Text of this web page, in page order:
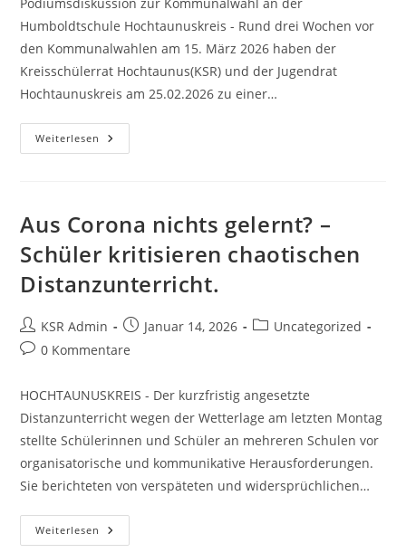
Humboldtschule Hochtaunuskreis - Rund drei Wochen vor
den Kommunalwahlen am 15. März 2026 haben der
Kreisschülerrat Hochtaunus(KSR) und der Jugendrat
Hochtaunuskreis am 25.02.2026 zu einer…
Weiterlesen Junge
Stimmen
Fragen!
Aus Corona nichts gelernt? –
Schüler kritisieren chaotischen
Distanzunterricht.
Beitrags-
Autor:
KSR Admin
Beitrag
veröffentlicht:
Januar 14, 2026
Beitrags-
Uncategorized
Beitrags-
0 Kommentare
HOCHTAUNUSKREIS - Der kurzfristig angesetzte
Distanzunterricht wegen der Wetterlage am letzten Montag
stellte Schülerinnen und Schüler an mehreren Schulen vor
organisatorische und kommunikative Herausforderungen.
Sie berichteten von verspäteten und widersprüchlichen…
Weiterlesen Aus
Corona